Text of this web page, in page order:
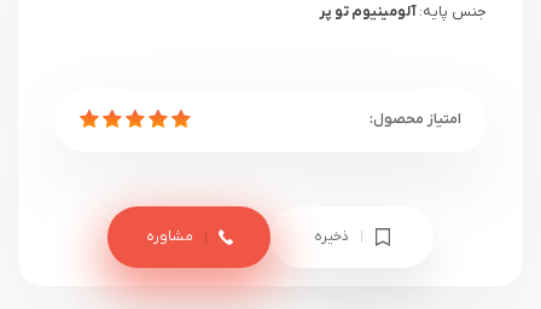
جنس پایه:آلومینیوم تو پر
ذخیره مشاوره